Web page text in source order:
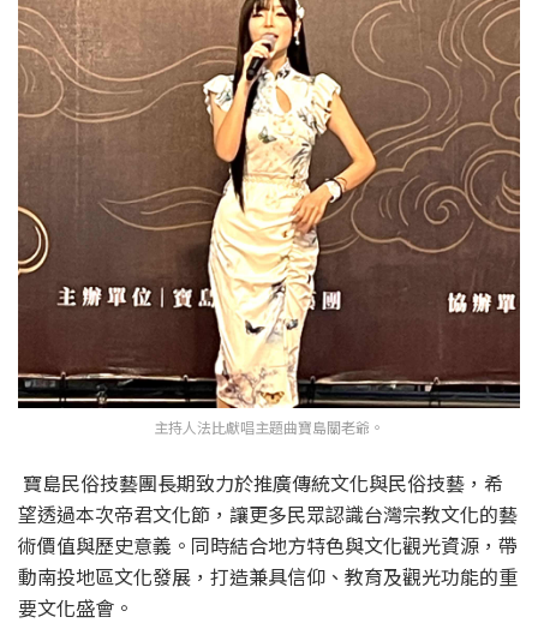
主持人法比獻唱主題曲寶島關老爺。
寶島民俗技藝團長期致力於推廣傳統文化與民俗技藝，希
望透過本次帝君文化節，讓更多民眾認識台灣宗教文化的藝
術價值與歷史意義。同時結合地方特色與文化觀光資源，帶
動南投地區文化發展，打造兼具信仰、教育及觀光功能的重
要文化盛會。